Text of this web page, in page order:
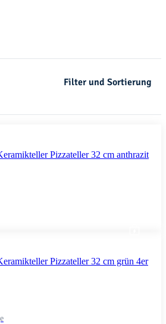
Filter und Sortierung
Pizzateller 32 cm anthrazit
Pizzateller 32 cm grün 4er